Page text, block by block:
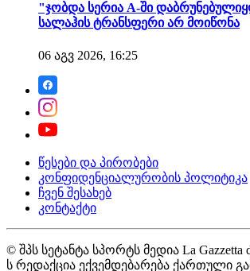
"ჯობდა სერია A-ში
სალაჰის ტრანსფერი არ მოიწონა
06 აგვ 2026, 16:25
წესები და პირობები
კონფიდენციალურობის პოლიტიკა
ჩვენ შესახებ
კონტაქტი
© შპს სეტანტა სპორტს მედია La Gazzetta
ს რედაქცია ექვემდებარება ქართული